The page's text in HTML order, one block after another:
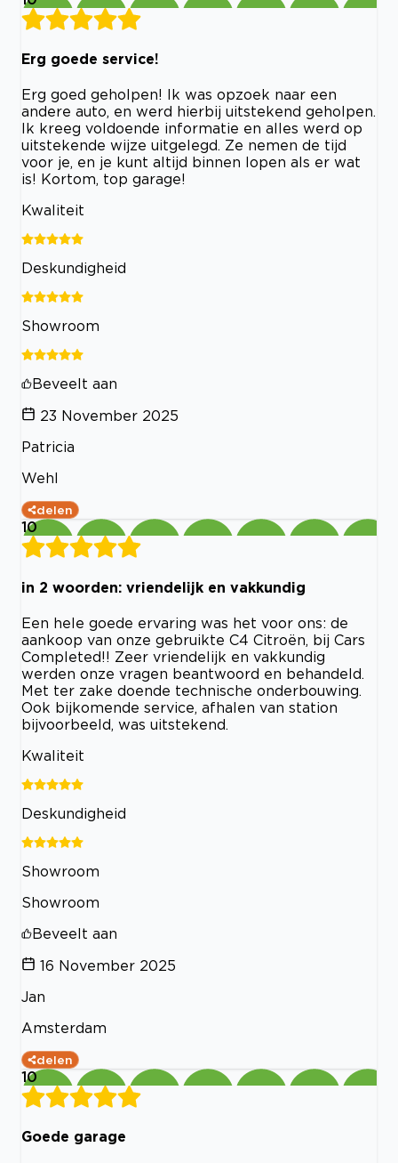
Erg goede service!
Erg goed geholpen! Ik was opzoek naar een
andere auto, en werd hierbij uitstekend geholpen.
Ik kreeg voldoende informatie en alles werd op
uitstekende wijze uitgelegd. Ze nemen de tijd
voor je, en je kunt altijd binnen lopen als er wat
is! Kortom, top garage!
Kwaliteit
Deskundigheid
Showroom
Beveelt aan
23 November 2025
Patricia
Wehl
delen
10
in 2 woorden: vriendelijk en vakkundig
Een hele goede ervaring was het voor ons: de
aankoop van onze gebruikte C4 Citroën, bij Cars
Completed!! Zeer vriendelijk en vakkundig
werden onze vragen beantwoord en behandeld.
Met ter zake doende technische onderbouwing.
Ook bijkomende service, afhalen van station
bijvoorbeeld, was uitstekend.
Kwaliteit
Deskundigheid
Showroom
Showroom
Beveelt aan
16 November 2025
Jan
Amsterdam
delen
10
Goede garage